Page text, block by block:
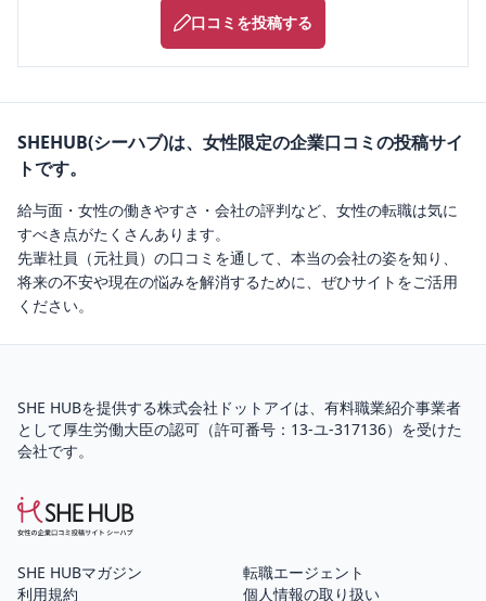
口コミを投稿する
SHEHUB(シーハブ)は、女性限定の企業口コミの投稿サイ
トです。
給与面・女性の働きやすさ・会社の評判など、女性の転職は気に
すべき点がたくさんあります。
先輩社員（元社員）の口コミを通して、本当の会社の姿を知り、
将来の不安や現在の悩みを解消するために、ぜひサイトをご活用
ください。
SHE HUBを提供する株式会社ドットアイは、 有料職業紹介事業者
として厚生労働大臣の認可（許可番号：13-ユ-317136）を受けた
会社です。
SHE HUBマガジン
転職エージェント
利用規約
個人情報の取り扱い